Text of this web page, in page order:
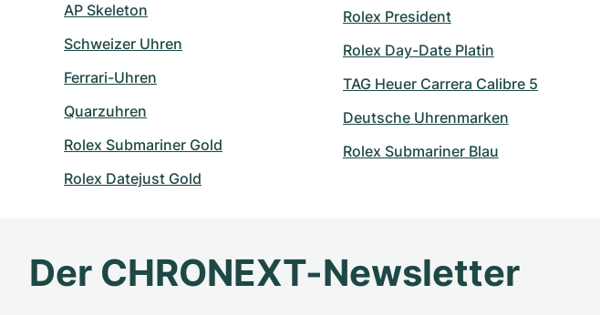
AP Skeleton
Schweizer Uhren
Ferrari-Uhren
Quarzuhren
Rolex Submariner Gold
Rolex Datejust Gold
Rolex President
Rolex Day-Date Platin
TAG Heuer Carrera Calibre 5
Deutsche Uhrenmarken
Rolex Submariner Blau
Der CHRONEXT-Newsletter